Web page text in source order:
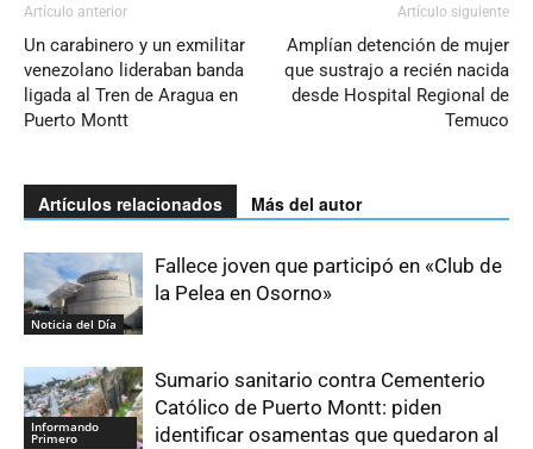
Artículo anterior
Un carabinero y un exmilitar
venezolano lideraban banda
ligada al Tren de Aragua en
Puerto Montt
Artículo siguiente
Amplían detención de mujer
que sustrajo a recién nacida
desde Hospital Regional de
Temuco
Artículos relacionados Más del autor
Noticia del Día
Fallece joven que participó en «Club de
la Pelea en Osorno»
Informando
Primero
Sumario sanitario contra Cementerio
Católico de Puerto Montt: piden
identificar osamentas que quedaron al